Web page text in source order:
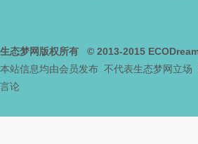
生态梦网版权所有 © 2013-2015
本站信息均由会员发布 不代表生态梦网立
言论